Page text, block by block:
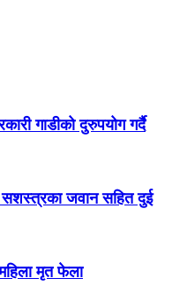
गाडीको दुरुपयोग गर्दै
सशस्त्रका जवान सहित दुई
मृत फेला